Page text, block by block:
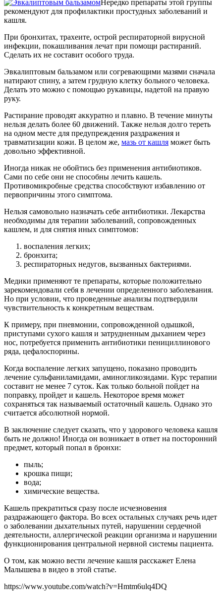
Нередко препараты этой группы
рекомендуют для профилактики простудных заболеваний и
кашля.
При бронхитах, трахеите, острой респираторной вирусной
инфекции, покашливания лечат при помощи растираний.
Сделать их не составит особого труда.
Эвкалиптовым бальзамом или согревающими мазями сначала
натирают спину, а затем грудную клетку больного человека.
Делать это можно с помощью рукавицы, надетой на правую
руку.
Растирание проводят аккуратно и плавно. В течение минуты
нельзя делать более 60 движений. Также нельзя долго тереть
на одном месте для предупреждения раздражения и
травматизации кожи. В целом же, мазь от кашля может быть
довольно эффективной.
Иногда никак не обойтись без применения антибиотиков.
Сами по себе они не способны лечить кашель.
Противомикробные средства способствуют избавлению от
первопричины этого симптома.
Нельзя самовольно назначать себе антибиотики. Лекарства
необходимы для терапии заболеваний, сопровожденных
кашлем, и для снятия иных симптомов:
воспаления легких;
бронхита;
респираторных недугов, вызванных бактериями.
Медики применяют те препараты, которые положительно
зарекомендовали себя в лечении определенного заболевания.
Но при условии, что проведенные анализы подтвердили
чувствительность к конкретным веществам.
К примеру, при пневмонии, сопровожденной одышкой,
приступами сухого кашля и затрудненным дыханием через
нос, потребуется применить антибиотики пенициллинового
ряда, цефалоспорины.
Когда воспаление легких запущено, показано проводить
лечение сульфаниламидами, аминогликозидами. Курс терапии
составит не менее 7 суток. Как только больной пойдет на
поправку, пройдет и кашель. Некоторое время может
сохраняться так называемый остаточный кашель. Однако это
считается абсолютной нормой.
В заключение следует сказать, что у здорового человека кашля
быть не должно! Иногда он возникает в ответ на посторонний
предмет, который попал в бронхи:
пыль;
крошка пищи;
вода;
химические вещества.
Кашель прекратиться сразу после исчезновения
раздражающего фактора. Во всех остальных случаях речь идет
о заболевании дыхательных путей, нарушении сердечной
деятельности, аллергической реакции организма и нарушении
функционирования центральной нервной системы пациента.
О том, как можно вести лечение кашля расскажет Елена
Малышева в видео в этой статье.
https://www.youtube.com/watch?v=Hmtm6ulq4DQ